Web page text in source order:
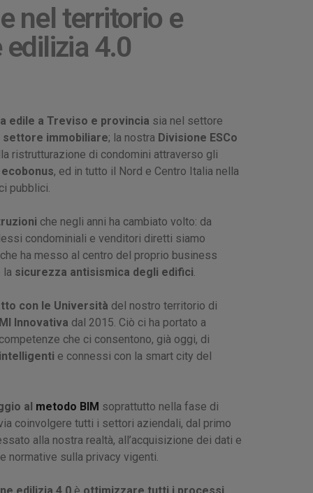
nel territorio e
4.0
edile a Treviso e provincia sia nel settore
settore immobiliare; la nostra Divisione ESCo
ristrutturazione di condomini attraverso gli
, ed in tutto il Nord e Centro Italia nella
pubblici.
che negli anni ha cambiato volto: da
condominiali e venditori diretti siamo
ha messo al centro del proprio business
sicurezza antisismica degli edifici
con le Università del nostro territorio di
Innovativa dal 2015. Ciò ci ha portato a
che ci consentono, già oggi, di
e connessi con la smart city del
al metodo BIM soprattutto nella fase di
coinvolgere tutti i settori aziendali, dal primo
alla nostra realtà, all’acquisizione dei dati e
normative sulla privacy vigenti.
edilizia 4.0 è ottimizzare tutti i processi